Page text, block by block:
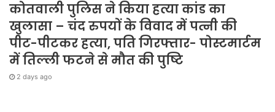
कोतवाली पुलिस ने किया हत्या कांड का
खुलासा – चंद रुपयों के विवाद में पत्नी की
पीट-पीटकर हत्या, पति गिरफ्तार- पोस्टमार्टम
में तिल्ली फटने से मौत की पुष्टि
2 days ago